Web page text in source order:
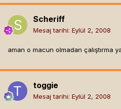
Scheriff
Mesaj tarihi: Eylül 2, 2008
aman o macun olmadan çalıştırma
toggie
Mesaj tarihi: Eylül 2, 2008